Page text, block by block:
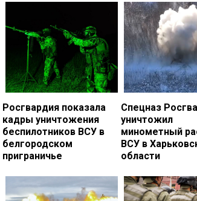
Росгвардия показала
кадры уничтожения
беспилотников ВСУ в
белгородском
приграничье
Спецназ
уничтожил
минометный
ВСУ в
области